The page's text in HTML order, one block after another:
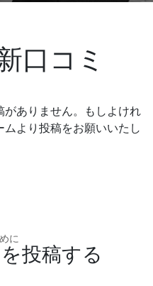
口コミ
ありません。もしよけれ
より投稿をお願いいたし
に
投稿する